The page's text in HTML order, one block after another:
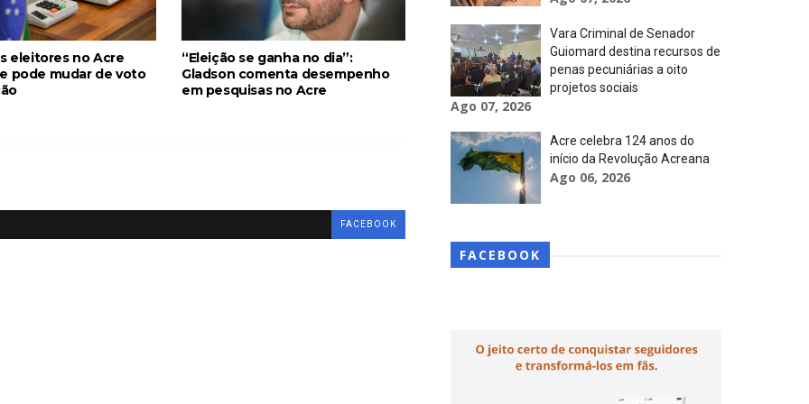
eleitores no Acre
pode mudar de voto
“Eleição se ganha no dia”:
Gladson comenta desempenho
em pesquisas no Acre
FACEBOOK
Vara Criminal de Senador
Guiomard destina recursos de
penas pecuniárias a oito
projetos sociais
Ago 07, 2026
Acre celebra 124 anos do
início da Revolução Acreana
Ago 06, 2026
FACEBOOK